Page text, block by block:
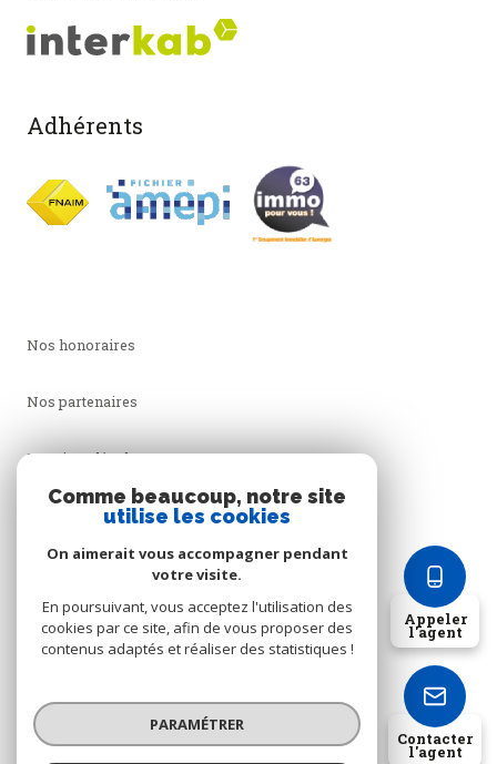
Appeler
l'agent
Contacter
l'agent
Adhérents
Nos honoraires
Nos partenaires
Mentions légales
Cookies
© 2026 | Tous droits réservés
Comme beaucoup, notre site
utilise les cookies
On aimerait vous accompagner pendant
votre visite.
En poursuivant, vous acceptez l'utilisation des
cookies par ce site, afin de vous proposer des
contenus adaptés et réaliser des statistiques !
PARAMÉTRER